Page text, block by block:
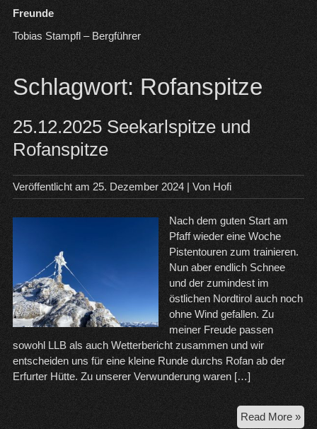
Freunde
Tobias Stampfl – Bergführer
Schlagwort: Rofanspitze
25.12.2025 Seekarlspitze und
Rofanspitze
Veröffentlicht am 25. Dezember 2024| Von Hofi
Nach dem guten Start am
Pfaff wieder eine Woche
Pistentouren zum trainieren.
Nun aber endlich Schnee
und der zumindest im
östlichen Nordtirol auch noch
ohne Wind gefallen. Zu
meiner Freude passen
sowohl LLB als auch Wetterbericht zusammen und wir
entscheiden uns für eine kleine Runde durchs Rofan ab der
Erfurter Hütte. Zu unserer Verwunderung waren […]
Read More »